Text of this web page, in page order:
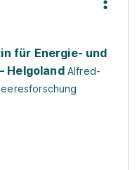
für Energie- und
Helgoland Alfred-